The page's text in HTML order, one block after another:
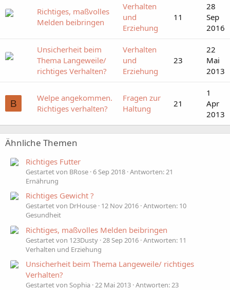
Richtiges, maßvolles
Melden beibringen
Verhalten
und
Erziehung
11
28
Sep
2016
Unsicherheit beim
Thema Langeweile/
richtiges Verhalten?
Verhalten
und
Erziehung
23
22
Mai
2013
B
Welpe angekommen.
Richtiges verhalten?
Fragen zur
Haltung
21
1
Apr
2013
Ähnliche Themen
Richtiges Futter
Gestartet von BRose 6 Sep 2018 Antworten: 21
Ernährung
Richtiges Gewicht ?
Gestartet von DrHouse 12 Nov 2016 Antworten: 10
Gesundheit
Richtiges, maßvolles Melden beibringen
Gestartet von 123Dusty 28 Sep 2016 Antworten: 11
Verhalten und Erziehung
Unsicherheit beim Thema Langeweile/ richtiges
Verhalten?
Gestartet von Sophia 22 Mai 2013 Antworten: 23